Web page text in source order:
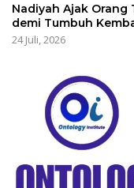
Nadiyah Ajak
demi Tumbuh
24 Juli, 2026